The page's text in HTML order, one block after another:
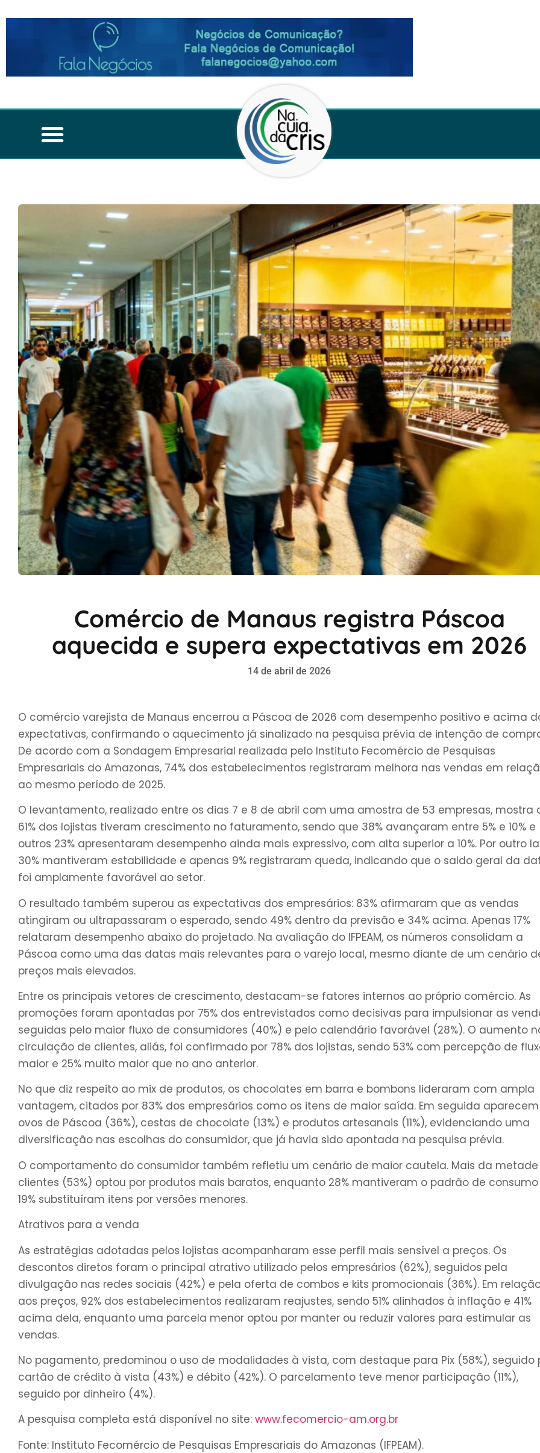
Comércio de Manaus registra Páscoa
aquecida e supera expectativas em 2026
14 de abril de 2026
O comércio varejista de Manaus encerrou a Páscoa de 2026 com desempenho positivo e acima
expectativas, confirmando o aquecimento já sinalizado na pesquisa prévia de intenção de
De acordo com a Sondagem Empresarial realizada pelo Instituto Fecomércio de Pesquisas
Empresariais do Amazonas, 74% dos estabelecimentos registraram melhora nas vendas em
ao mesmo período de 2025.
O levantamento, realizado entre os dias 7 e 8 de abril com uma amostra de 53 empresas, mostra
61% dos lojistas tiveram crescimento no faturamento, sendo que 38% avançaram entre 5% e 10% e
outros 23% apresentaram desempenho ainda mais expressivo, com alta superior a 10%. Por outro
30% mantiveram estabilidade e apenas 9% registraram queda, indicando que o saldo geral da
foi amplamente favorável ao setor.
O resultado também superou as expectativas dos empresários: 83% afirmaram que as vendas
atingiram ou ultrapassaram o esperado, sendo 49% dentro da previsão e 34% acima. Apenas 17%
relataram desempenho abaixo do projetado. Na avaliação do IFPEAM, os números consolidam a
Páscoa como uma das datas mais relevantes para o varejo local, mesmo diante de um cenário
preços mais elevados.
Entre os principais vetores de crescimento, destacam-se fatores internos ao próprio comércio. As
promoções foram apontadas por 75% dos entrevistados como decisivas para impulsionar as
seguidas pelo maior fluxo de consumidores (40%) e pelo calendário favorável (28%). O aumento
circulação de clientes, aliás, foi confirmado por 78% dos lojistas, sendo 53% com percepção de
maior e 25% muito maior que no ano anterior.
No que diz respeito ao mix de produtos, os chocolates em barra e bombons lideraram com ampla
vantagem, citados por 83% dos empresários como os itens de maior saída. Em seguida
ovos de Páscoa (36%), cestas de chocolate (13%) e produtos artesanais (11%), evidenciando uma
diversificação nas escolhas do consumidor, que já havia sido apontada na pesquisa prévia.
O comportamento do consumidor também refletiu um cenário de maior cautela. Mais da
clientes (53%) optou por produtos mais baratos, enquanto 28% mantiveram o padrão de
19% substituíram itens por versões menores.
Atrativos para a venda
As estratégias adotadas pelos lojistas acompanharam esse perfil mais sensível a preços. Os
descontos diretos foram o principal atrativo utilizado pelos empresários (62%), seguidos pela
divulgação nas redes sociais (42%) e pela oferta de combos e kits promocionais (36%). Em
aos preços, 92% dos estabelecimentos realizaram reajustes, sendo 51% alinhados à inflação e 41%
acima dela, enquanto uma parcela menor optou por manter ou reduzir valores para estimular as
vendas.
No pagamento, predominou o uso de modalidades à vista, com destaque para Pix (58%), seguido
cartão de crédito à vista (43%) e débito (42%). O parcelamento teve menor participação (11%),
seguido por dinheiro (4%).
A pesquisa completa está disponível no site: www.fecomercio-am.org.br
Fonte: Instituto Fecomércio de Pesquisas Empresariais do Amazonas (IFPEAM).